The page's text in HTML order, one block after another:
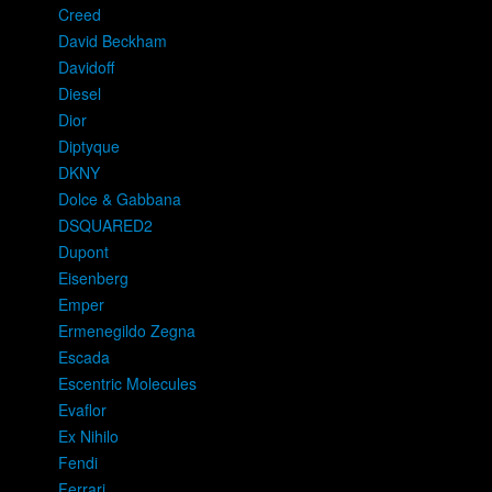
Creed
David Beckham
Davidoff
Diesel
Dior
Diptyque
DKNY
Dolce & Gabbana
DSQUARED2
Dupont
Eisenberg
Emper
Ermenegildo Zegna
Escada
Escentric Molecules
Evaflor
Ex Nihilo
Fendi